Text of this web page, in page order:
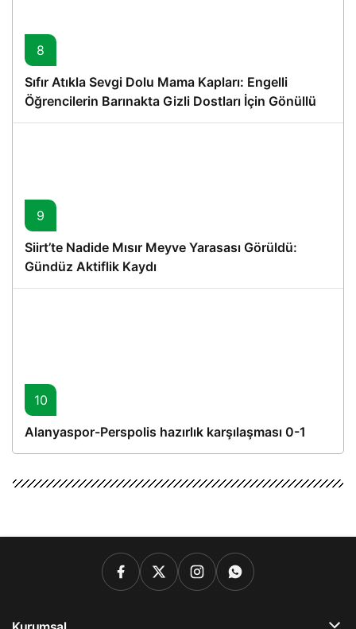
8
Sıfır Atıkla Sevgi Dolu Mama Kapları: Engelli
Öğrencilerin Barınakta Gizli Dostları İçin Gönüllü
Proje
9
Siirt’te Nadide Mısır Meyve Yarasası Görüldü:
Gündüz Aktiflik Kaydı
10
Alanyaspor-Perspolis hazırlık karşılaşması 0-1